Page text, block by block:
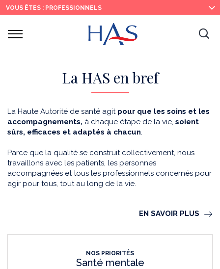
Recherche
Menu
principal
Contenu
principal
VOUS ÊTES : PROFESSIONNELS
Ouvrir
La HAS en bref
La Haute Autorité de santé agit pour que les soins et les
accompagnements, à chaque étape de la vie, soient
sûrs, efficaces et adaptés à chacun.
Parce que la qualité se construit collectivement, nous
travaillons avec les patients, les personnes
accompagnées et tous les professionnels concernés pour
agir pour tous, tout au long de la vie.
EN SAVOIR PLUS
NOS PRIORITÉS
Santé mentale